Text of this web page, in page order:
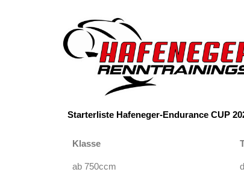
Starterliste Hafeneger-Endurance CUP
Klasse
ab 750ccm